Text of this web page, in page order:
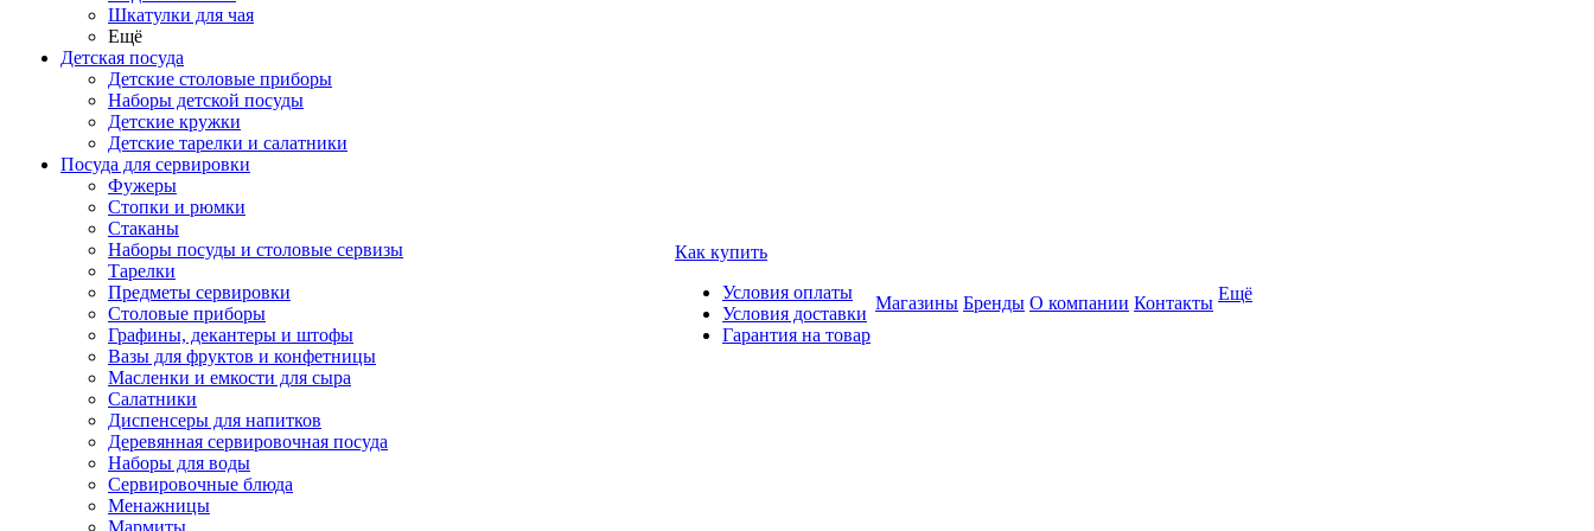
Шкатулки для чая
Ещё
Детская посуда
Детские столовые приборы
Наборы детской посуды
Детские кружки
Детские тарелки и салатники
Посуда для сервировки
Фужеры
Стопки и рюмки
Стаканы
Наборы посуды и столовые сервизы
Тарелки
Предметы сервировки
Столовые приборы
Графины, декантеры и штофы
Вазы для фруктов и конфетницы
Масленки и емкости для сыра
Салатники
Диспенсеры для напитков
Деревянная сервировочная посуда
Наборы для воды
Сервировочные блюда
Менажницы
Мармиты
Как купить
Условия оплаты
Условия доставки
Гарантия на товар
Магазины Бренды О компании Контакты Ещё